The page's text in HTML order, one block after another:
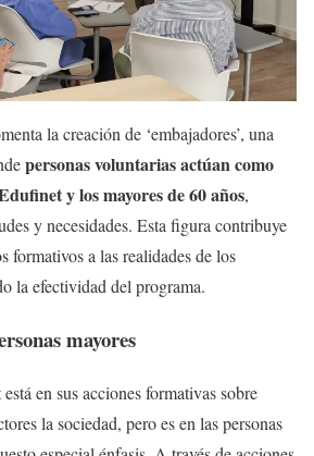
la creación de ‘embajadores’, una
personas voluntarias actúan como
y los mayores de 60 años,
y necesidades. Esta figura contribuye
formativos a las realidades de los
la efectividad del programa.
mayores
en sus acciones formativas sobre
la sociedad, pero es en las personas